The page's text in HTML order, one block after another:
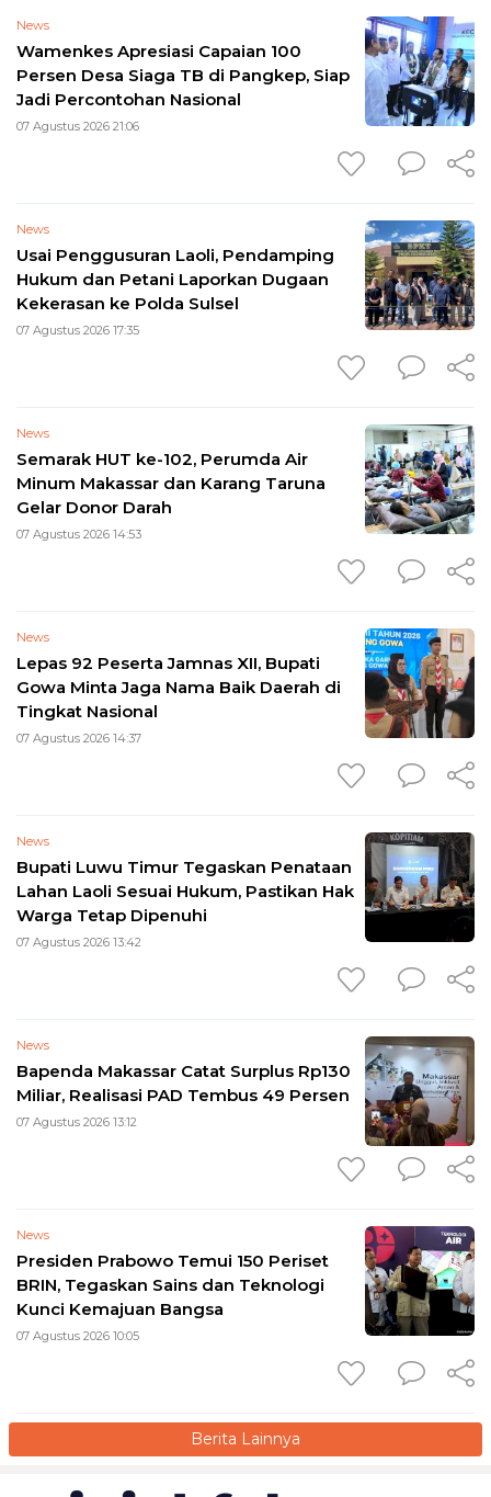
News
Wamenkes Apresiasi Capaian 100
Persen Desa Siaga TB di Pangkep, Siap
Jadi Percontohan Nasional
07 Agustus 2026 21:06
News
Usai Penggusuran Laoli, Pendamping
Hukum dan Petani Laporkan Dugaan
Kekerasan ke Polda Sulsel
07 Agustus 2026 17:35
News
Semarak HUT ke-102, Perumda Air
Minum Makassar dan Karang Taruna
Gelar Donor Darah
07 Agustus 2026 14:53
News
Lepas 92 Peserta Jamnas XII, Bupati
Gowa Minta Jaga Nama Baik Daerah di
Tingkat Nasional
07 Agustus 2026 14:37
News
Bupati Luwu Timur Tegaskan Penataan
Lahan Laoli Sesuai Hukum, Pastikan Hak
Warga Tetap Dipenuhi
07 Agustus 2026 13:42
News
Bapenda Makassar Catat Surplus Rp130
Miliar, Realisasi PAD Tembus 49 Persen
07 Agustus 2026 13:12
News
Presiden Prabowo Temui 150 Periset
BRIN, Tegaskan Sains dan Teknologi
Kunci Kemajuan Bangsa
07 Agustus 2026 10:05
Berita Lainnya